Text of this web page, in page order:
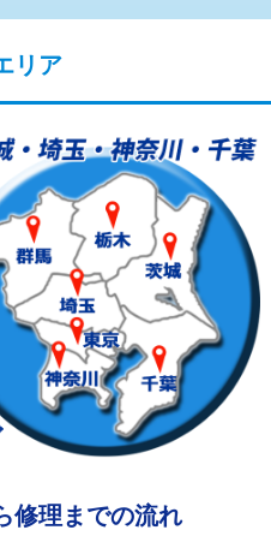
）使
33,000円
）使
+8,800円
銅
44,000円
銅
+8,800円
業） 11,000円~
55,000円
リア
修理までの流れ